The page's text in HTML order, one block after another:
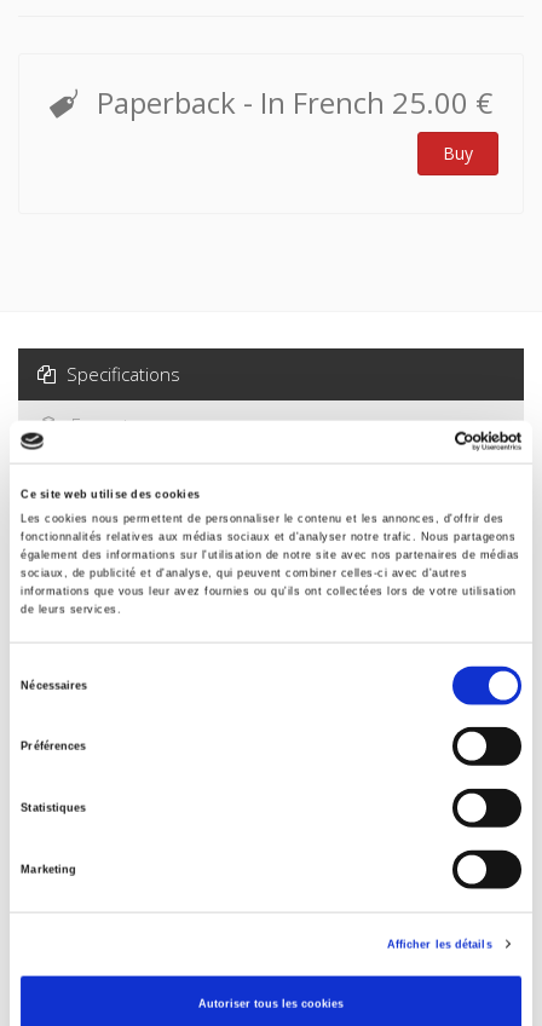
Ce site web utilise des cookies
Les cookies nous permettent de personnaliser le contenu et les annonces, d'offrir des
fonctionnalités relatives aux médias sociaux et d'analyser notre trafic. Nous partageons
également des informations sur l'utilisation de notre site avec nos partenaires de médias
sociaux, de publicité et d'analyse, qui peuvent combiner celles-ci avec d'autres
informations que vous leur avez fournies ou qu'ils ont collectées lors de votre utilisation
de leurs services.
Nécessaires
Préférences
Statistiques
Marketing
Afficher les détails
Autoriser tous les cookies
Paperback - In French 25.00 €
Buy
Specifications
Formats
Specifications
Author
Revue économique
00352764
Language
French
Publisher Category
Publisher Category
>International Economy